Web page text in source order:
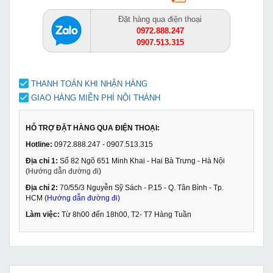
Đặt hàng qua điện thoại
0972.888.247
0907.513.315
THANH TOÁN KHI NHẬN HÀNG
GIAO HÀNG MIỄN PHÍ NỘI THÀNH
HỖ TRỢ ĐẶT HÀNG QUA ĐIỆN THOẠI:
Hotline: 0972.888.247 - 0907.513.315
Địa chỉ 1: Số 82 Ngõ 651 Minh Khai - Hai Bà Trưng - Hà Nội
(Hướng dẫn đường đi)
Địa chỉ 2: 70/55/3 Nguyễn Sỹ Sách - P.15 - Q. Tân Bình - Tp.
HCM (Hướng dẫn đường đi)
Làm việc: Từ 8h00 đến 18h00, T2- T7 Hàng Tuần